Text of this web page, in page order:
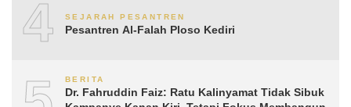
4 SEJARAH PESANTREN
Pesantren Al-Falah Ploso Kediri
BERITA
Dr. Fahruddin Faiz: Ratu Kalinyamat Tidak Sibuk